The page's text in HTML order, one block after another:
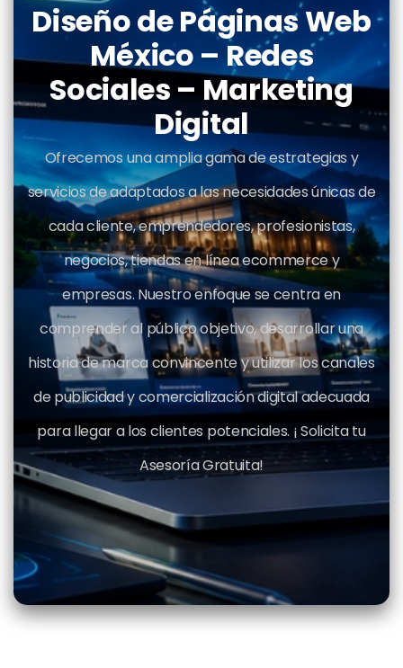
Diseño de Páginas Web
México – Redes
Sociales – Marketing
Digital
Ofrecemos una amplia gama de estrategias y
servicios de adaptados a las necesidades únicas de
cada cliente, emprendedores, profesionistas,
negocios, tiendas en línea ecommerce y
empresas. Nuestro enfoque se centra en
comprender al público objetivo, desarrollar una
historia de marca convincente y utilizar los canales
de publicidad y comercialización digital adecuada
para llegar a los clientes potenciales. ¡ Solicita tu
Asesoría Gratuita!